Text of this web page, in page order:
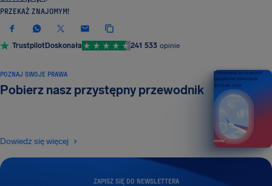
PRZEKAŻ ZNAJOMYM!
TrustpilotDoskonała 241 533 opinie
ZAPISZ SIĘ DO NEWSLETTERA
POZNAJ SWOJE PRAWA
Pobierz nasz przystępny przewodnik
Dowiedz się więcej
Przewodnik po prawach
pasażerów lotniczych
WYDANIE 2026